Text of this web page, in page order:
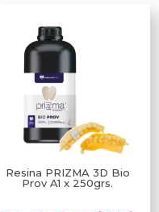
Resina PRIZMA 3D Bio
Prov A1 x 250grs.